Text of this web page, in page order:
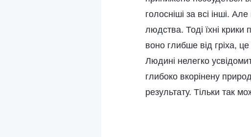
голосніші за всі інші.
людства. Тоді їхні крики
воно глибше від гріха,
Людині нелегко
глибоко вкорінену
результату. Тільки так